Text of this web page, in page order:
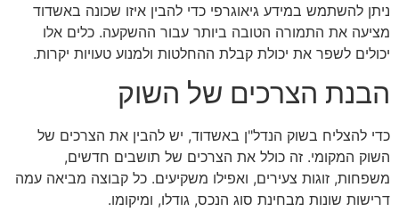
ניתן להשתמש במידע גיאוגרפי כדי להבין איזו שכונה באשדוד
מציעה את התמורה הטובה ביותר עבור ההשקעה. כלים אלו
יכולים לשפר את יכולת קבלת ההחלטות ולמנוע טעויות יקרות.
הבנת הצרכים של השוק
כדי להצליח בשוק הנדל"ן באשדוד, יש להבין את הצרכים של
השוק המקומי. זה כולל את הצרכים של תושבים חדשים,
משפחות, זוגות צעירים, ואפילו משקיעים. כל קבוצה מביאה עמה
דרישות שונות מבחינת סוג הנכס, גודלו, ומיקומו.